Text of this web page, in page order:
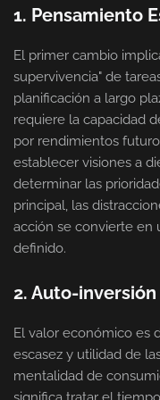
1. Pensamiento
El primer cambio
supervivencia" de
planificación a largo
requiere la capacidad
por rendimientos
establecer visiones a
determinar las
principal, las
acción se convierte en
definido.
2. Auto-
El valor económico es
escasez y utilidad de
mentalidad de